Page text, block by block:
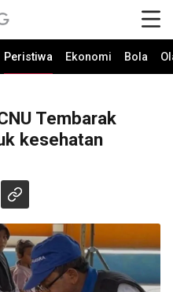
Peristiwa Ekonomi Bola
Tembarak
kesehatan